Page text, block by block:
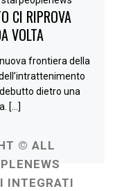
CI RIPROVA
VOLTA
frontiera della
dietro una
[…]
© ALL
INTEGRATI